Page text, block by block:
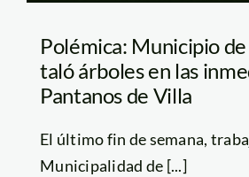
Polémica: Municipio
taló árboles en las
Pantanos de Villa
El último fin de semana,
Municipalidad de [...]